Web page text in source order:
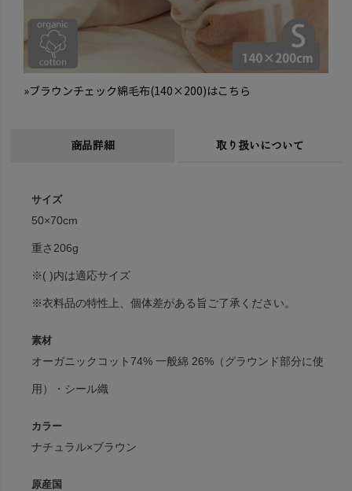
»ブラウンチェック綿毛布(140×200)はこちら
商品詳細 取り扱いについて
サイズ
50×70cm
重さ206g
※( )内は適応サイズ
※衣料品の特性上、個体差がある旨ご了承ください。
素材
オーガニックコット74% 一般綿 26%（グラウンド部分に使
用）・シール織
カラー
ナチュラル×ブラウン
原産国